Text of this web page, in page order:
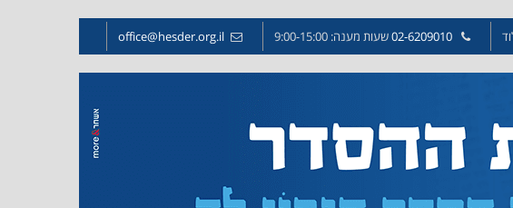
02-6209010שעות מענה: 9:00-15:00 office@hesder.org.il